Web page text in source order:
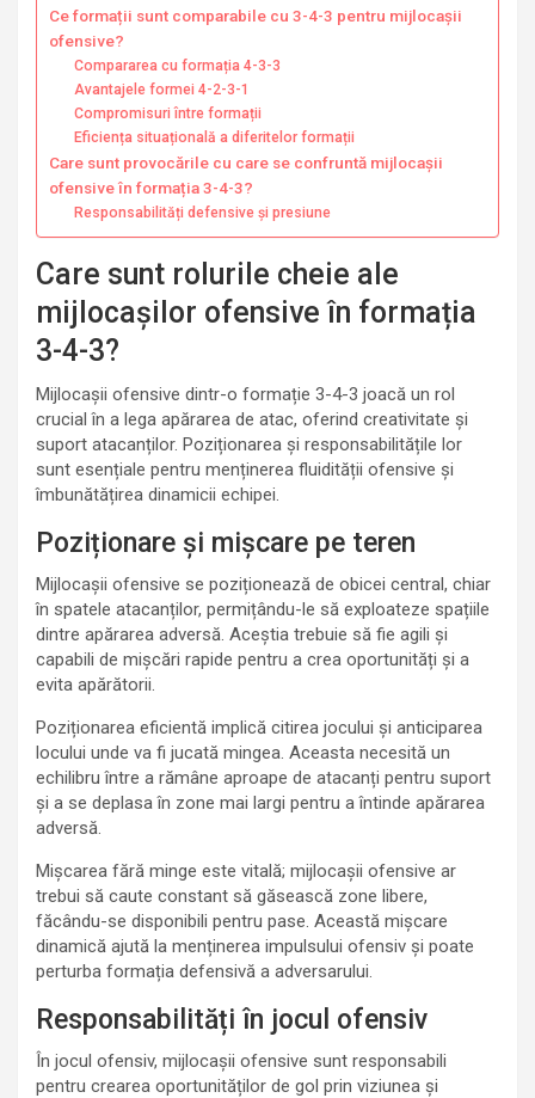
Ce formații sunt comparabile cu 3-4-3 pentru mijlocașii
ofensive?
Compararea cu formația 4-3-3
Avantajele formei 4-2-3-1
Compromisuri între formații
Eficiența situațională a diferitelor formații
Care sunt provocările cu care se confruntă mijlocașii
ofensive în formația 3-4-3?
Responsabilități defensive și presiune
Care sunt rolurile cheie ale
mijlocașilor ofensive în formația
3-4-3?
Mijlocașii ofensive dintr-o formație 3-4-3 joacă un rol
crucial în a lega apărarea de atac, oferind creativitate și
suport atacanților. Poziționarea și responsabilitățile lor
sunt esențiale pentru menținerea fluidității ofensive și
îmbunătățirea dinamicii echipei.
Poziționare și mișcare pe teren
Mijlocașii ofensive se poziționează de obicei central, chiar
în spatele atacanților, permițându-le să exploateze spațiile
dintre apărarea adversă. Aceștia trebuie să fie agili și
capabili de mișcări rapide pentru a crea oportunități și a
evita apărătorii.
Poziționarea eficientă implică citirea jocului și anticiparea
locului unde va fi jucată mingea. Aceasta necesită un
echilibru între a rămâne aproape de atacanți pentru suport
și a se deplasa în zone mai largi pentru a întinde apărarea
adversă.
Mișcarea fără minge este vitală; mijlocașii ofensive ar
trebui să caute constant să găsească zone libere,
făcându-se disponibili pentru pase. Această mișcare
dinamică ajută la menținerea impulsului ofensiv și poate
perturba formația defensivă a adversarului.
Responsabilități în jocul ofensiv
În jocul ofensiv, mijlocașii ofensive sunt responsabili
pentru crearea oportunităților de gol prin viziunea și